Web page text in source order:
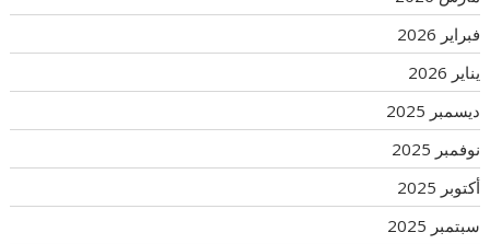
فبراير 2026
يناير 2026
ديسمبر 2025
نوفمبر 2025
أكتوبر 2025
سبتمبر 2025